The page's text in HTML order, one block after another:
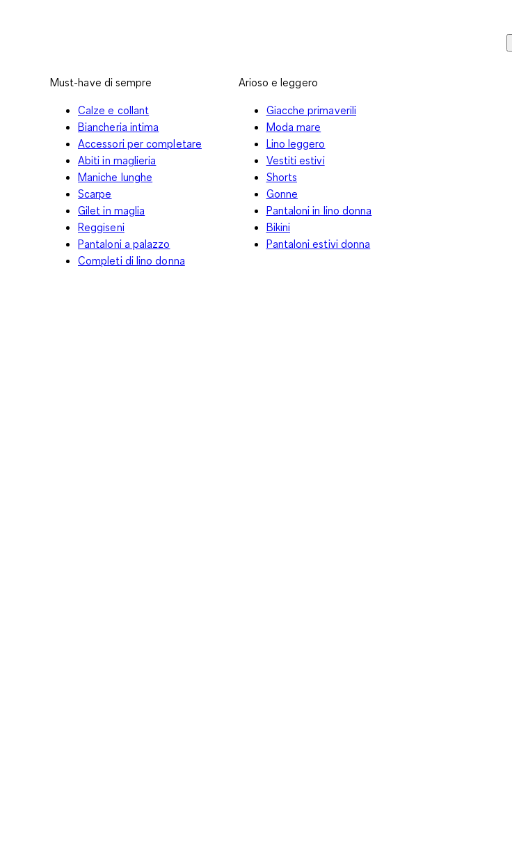
Must-have di sempre
Calze e collant
Biancheria intima
Accessori per completare
Abiti in maglieria
Maniche lunghe
Scarpe
Gilet in maglia
Reggiseni
Pantaloni a palazzo
Completi di lino donna
Arioso e leggero
Giacche primaverili
Moda mare
Lino leggero
Vestiti estivi
Shorts
Gonne
Pantaloni in lino donna
Bikini
Pantaloni estivi donna